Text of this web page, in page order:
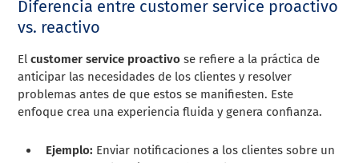
Diferencia entre customer service proactivo
vs. reactivo
Elcustomer service proactivo se refiere a la práctica de
anticipar las necesidades de los clientes y resolver
problemas antes de que estos se manifiesten. Este
enfoque crea una experiencia fluida y genera confianza.
Ejemplo: Enviar notificaciones a los clientes sobre un